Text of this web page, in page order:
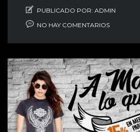
PUBLICADO POR: ADMIN
NO HAY COMENTARIOS